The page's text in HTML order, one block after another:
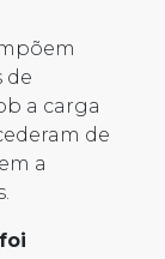
de
a carga
de
a